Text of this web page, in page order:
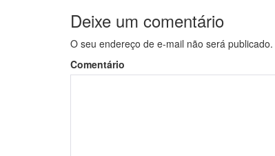
Deixe um comentário
O seu endereço de e-mail não será publicado.
Comentário